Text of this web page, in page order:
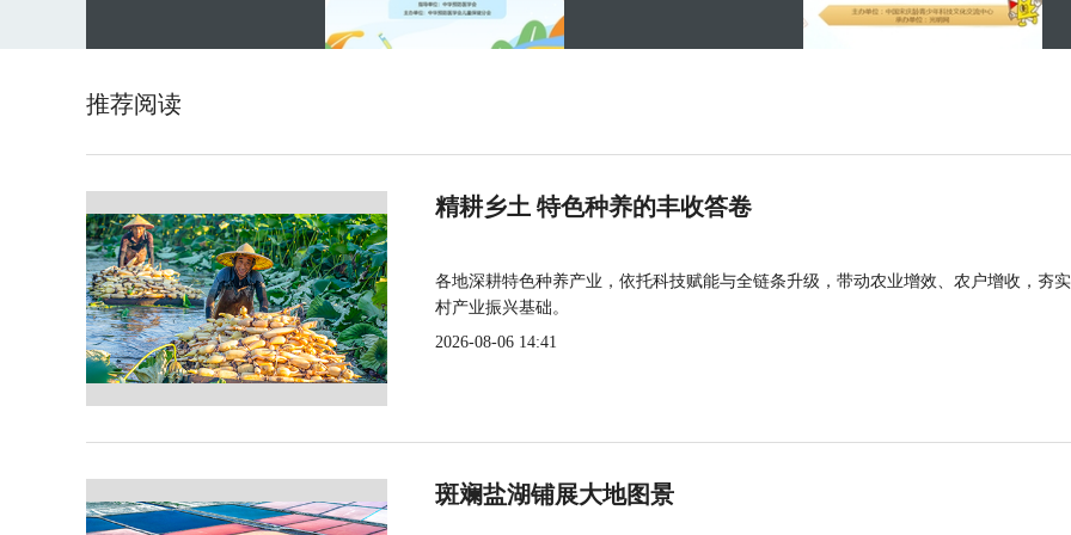
推荐阅读
精耕乡土 特色种养的丰收答卷
各地深耕特色种养产业，依托科技赋能与全链条升级，带动农业增效、农户增收，夯
村产业振兴基础。
2026-08-06 14:41
斑斓盐湖铺展大地图景